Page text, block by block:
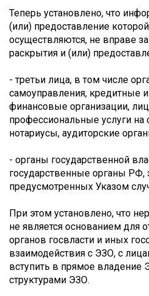
Теперь установлено, что
(или) предоставление
осуществляются, не вправе
раскрытия и (или)
- третьи лица, в том числе
самоуправления, кредитные
финансовые организации,
профессиональные услуги
нотариусы, аудиторские
- органы государственной
государственные органы
предусмотренных Указом
При этом установлено, что
не является основанием для
органов госвласти и иных
взаимодействия с ЭЗО, с
вступить в прямое владение
структурами ЭЗО.